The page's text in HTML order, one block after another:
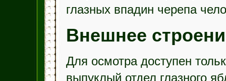
глазных впадин черепа
Внешнее
Для осмотра доступен
выпуклый отдел глазного